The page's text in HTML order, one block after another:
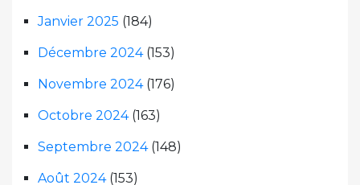
Janvier 2025 (184)
Décembre 2024(153)
Novembre 2024(176)
Octobre 2024(163)
Septembre 2024(148)
Août 2024(153)